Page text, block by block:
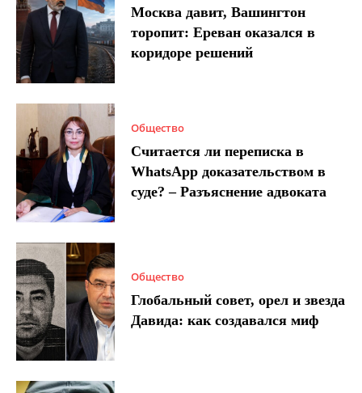
Москва давит, Вашингтон
торопит: Ереван оказался в
коридоре решений
Общество
Считается ли переписка в
WhatsApp доказательством в
суде? – Разъяснение адвоката
Общество
Глобальный совет, орел и звезда
Давида: как создавался миф